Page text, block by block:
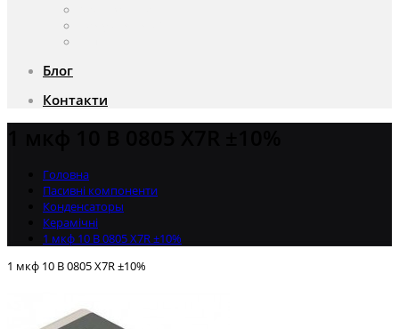
Блог
Контакти
Головна
Пасивні компоненти
Конденсаторы
Керамічні
1 мкф 10 В 0805 X7R ±10%
1 мкф 10 В 0805 X7R ±10%